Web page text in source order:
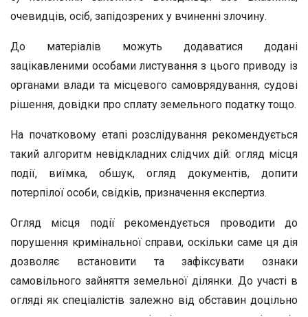
очевидців, осіб, запідозрених у вчиненні злочину.
До матеріалів можуть додаватися додані
зацікавленими особами листування з цього приводу із
органами влади та місцевого самоврядування, судові
рішення, довідки про сплату земельного податку тощо.
На початковому етапі розслідування рекомендується
такий алгоритм невідкладних слідчих дій: огляд місця
події, виїмка, обшук, огляд документів, допити
потерпілої особи, свідків, призначення експертиз.
Огляд місця події рекомендується проводити до
порушення кримінальної справи, оскільки саме ця дія
дозволяє встановити та зафіксувати ознаки
самовільного зайняття земельної ділянки. До участі в
огляді як спеціалістів залежно від обставин доцільно